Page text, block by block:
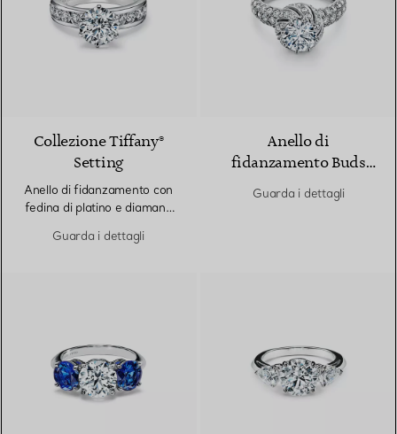
Collezione Tiffany®
Setting
Anello di fidanzamento con
fedina di platino e diamanti
Guarda i dettagli
Anello di
fidanzamento Buds
Tiffany & Co.
Schlumberger Taglio
Guarda i dettagli